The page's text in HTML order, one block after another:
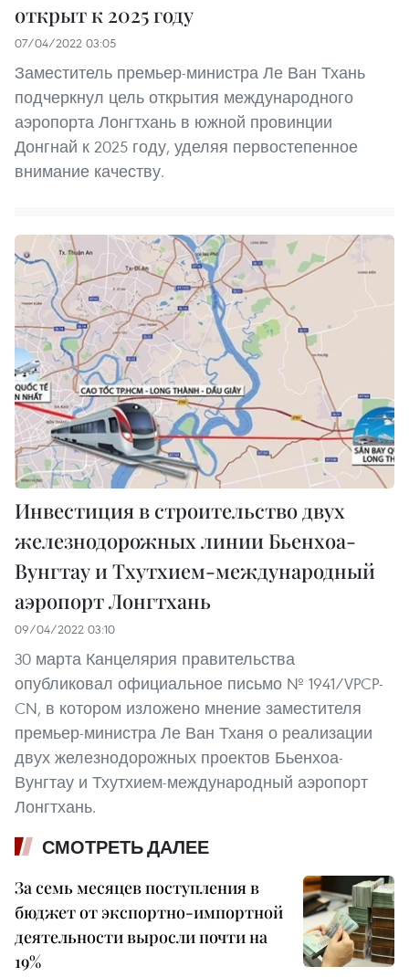
открыт к 2025 году
07/04/2022 03:05
Заместитель премьер-министра Ле Ван Тхань
подчеркнул цель открытия международного
аэропорта Лонгтхань в южной провинции
Донгнай к 2025 году, уделяя первостепенное
внимание качеству.
Инвестиция в строительство двух
железнодорожных линии Бьенхоа-
Вунгтау и Тхутхием-международный
аэропорт Лонгтхань
09/04/2022 03:10
30 марта Канцелярия правительства
опубликовал официальное письмо № 1941/VPCP-
CN, в котором изложено мнение заместителя
премьер-министра Ле Ван Тханя о реализации
двух железнодорожных проектов Бьенхоа-
Вунгтау и Тхутхием-международный аэропорт
Лонгтхань.
СМОТРЕТЬ ДАЛЕЕ
За семь месяцев поступления в
бюджет от экспортно-импортной
деятельности выросли почти на
19%